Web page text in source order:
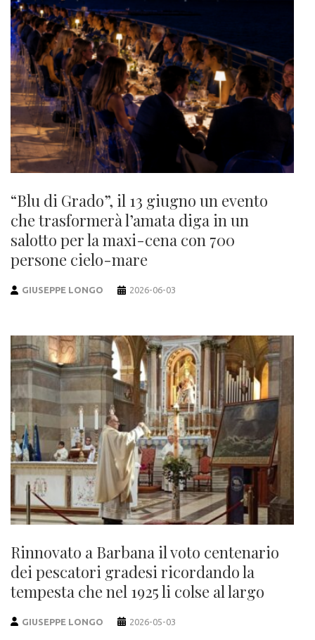
“Blu di Grado”, il 13 giugno un evento
che trasformerà l’amata diga in un
salotto per la maxi-cena con 700
persone cielo-mare
GIUSEPPE LONGO 2026-06-03
Rinnovato a Barbana il voto centenario
dei pescatori gradesi ricordando la
tempesta che nel 1925 li colse al largo
GIUSEPPE LONGO 2026-05-03